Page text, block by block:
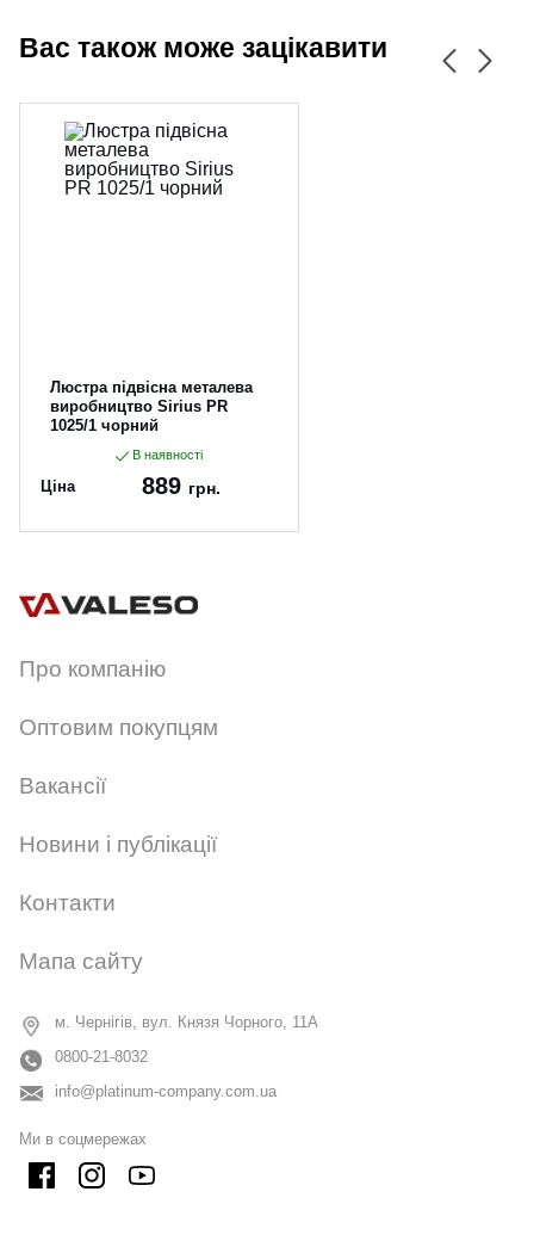
Вас також може зацікавити
Люстра підвісна металева
виробництво Sirius PR
1025/1 чорний
В наявності
Ціна 889 грн.
Про компанію
Оптовим покупцям
Вакансії
Новини і публікації
Контакти
Мапа сайту
м. Чернігів, вул. Князя Чорного, 11А
0800-21-8032
info@platinum-company.com.ua
Ми в соцмережах